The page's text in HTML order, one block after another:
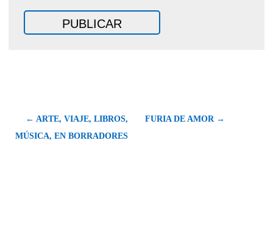
← ARTE, VIAJE, LIBROS,
MÚSICA, EN BORRADORES
FURIA DE AMOR →